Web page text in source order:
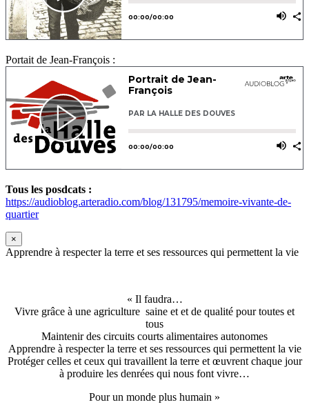
Portait de Jean-François :
Tous les posdcats :
https://audioblog.arteradio.com/blog/131795/memoire-vivante-de-
quartier
×
Apprendre à respecter la terre et ses ressources qui permettent la vie
« Il faudra…
Vivre grâce à une agriculture saine et et de qualité pour toutes et
tous
Maintenir des circuits courts alimentaires autonomes
Apprendre à respecter la terre et ses ressources qui permettent la vie
Protéger celles et ceux qui travaillent la terre et œuvrent chaque jour
à produire les denrées qui nous font vivre…
Pour un monde plus humain »